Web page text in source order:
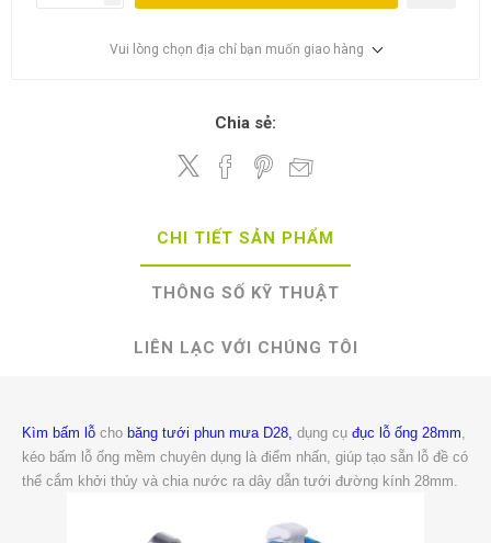
Vui lòng chọn địa chỉ bạn muốn giao hàng
Chia sẻ:
CHI TIẾT SẢN PHẨM
THÔNG SỐ KỸ THUẬT
LIÊN LẠC VỚI CHÚNG TÔI
Kìm bấm lỗ cho băng tưới phun mưa D28, dụng cụ đục lỗ ống 28mm
kéo bấm lỗ ống mềm chuyên dụng là điểm nhấn, giúp tạo sẵn lỗ đề có
thể cắm khởi thủy và chia nước ra dây dẫn tưới đường kính 28mm.